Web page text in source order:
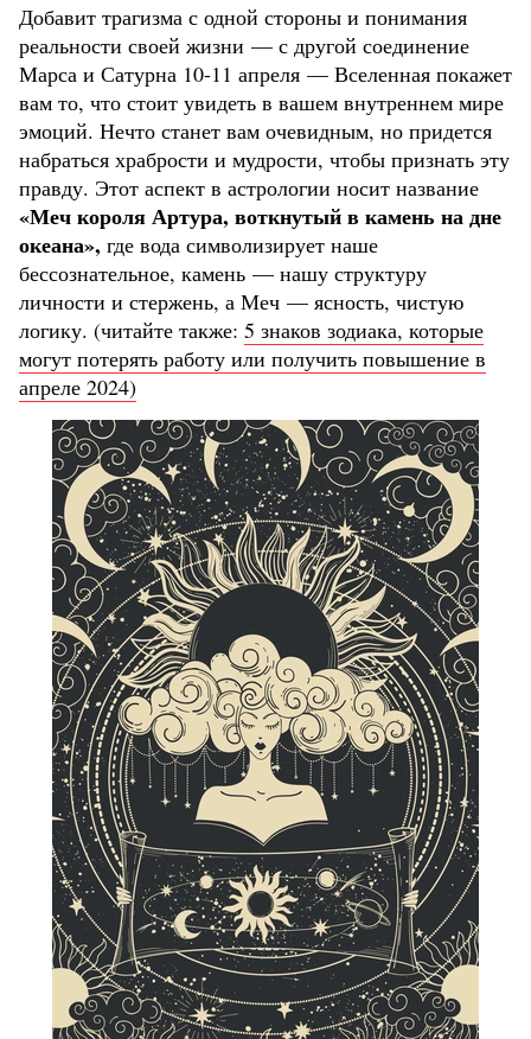
Добавит трагизма с одной стороны и понимания
реальности своей жизни — с другой соединение
Марса и Сатурна 10-11 апреля — Вселенная покажет
вам то, что стоит увидеть в вашем внутреннем мире
эмоций. Нечто станет вам очевидным, но придется
набраться храбрости и мудрости, чтобы признать эту
правду. Этот аспект в астрологии носит название
«Меч короля Артура, воткнутый в камень на дне
океана», где вода символизирует наше
бессознательное, камень — нашу структуру
личности и стержень, а Меч — ясность, чистую
логику. (читайте также: 5 знаков зодиака, которые
могут потерять работу или получить повышение в
апреле 2024)